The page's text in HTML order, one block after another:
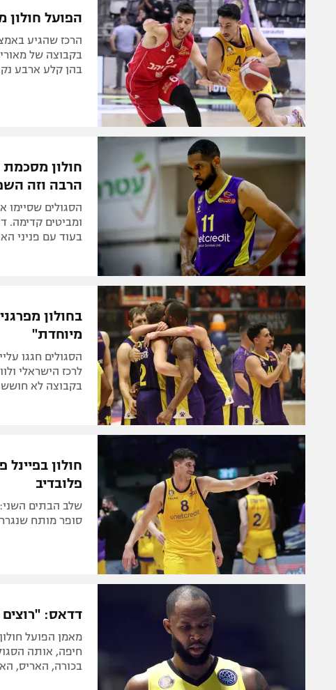
הפועל
הרכז שהגיע
בהן קלע ארבע
חולון
הרבה וזה
הסגולים שסיימו
ומביטים קדימה.
בעוד עם פניני
בחולון
מיוחדת"
הסגולים חגגו
לרכז הישראלי
בקבוצה לא
פלובדיב
שלב הבתים
סופר מותח
דדאס: "רוצים
מאמן הפועל
חיפה, אותה
בכורה, האריס,